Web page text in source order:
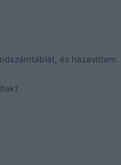
és hazavittem.